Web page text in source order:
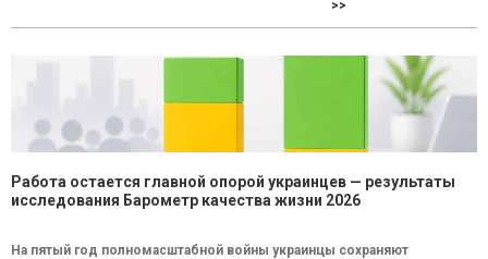
>>
Работа остается главной опорой украинцев — результаты
исследования Барометр качества жизни 2026
На пятый год полномасштабной войны украинцы сохраняют